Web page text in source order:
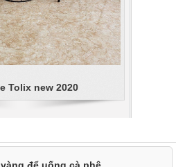
Tolix new 2020
để uống cà phê